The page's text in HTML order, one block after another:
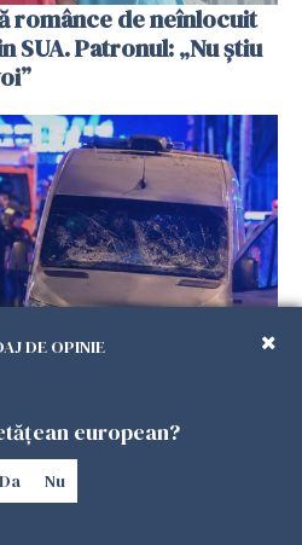
românce de neînlocuit
Patronul: „Nu știu
mort și 15 răniți
DE OPINIE
european?
Da Nu